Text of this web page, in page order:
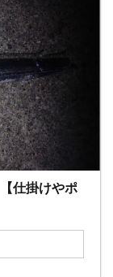
仕掛けやポ